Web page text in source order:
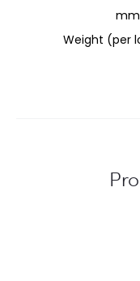
mm
Weight (per